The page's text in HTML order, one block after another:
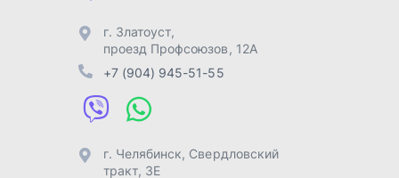
Отправить заявку
Разработка -